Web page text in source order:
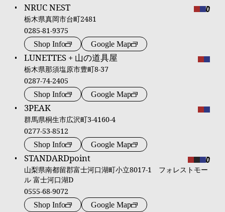
NRUC NEST
栃木県真岡市台町2481
0285-81-9375
Shop Info Google Map
LUNETTES + 山の道具屋
栃木県那須塩原市豊町8-37
0287-74-2405
Shop Info Google Map
3PEAK
群馬県桐生市広沢町3-4160-4
0277-53-8512
Shop Info Google Map
STANDARDpoint
山梨県南都留郡富士河口湖町小立8017-1 フォレストモー
ル 富士河口湖D
0555-68-9072
Shop Info Google Map